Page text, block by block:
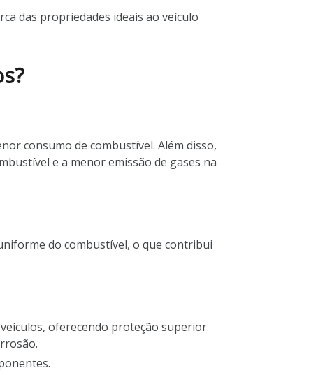
das propriedades ideais ao veículo
consumo de combustível. Além disso,
e a menor emissão de gases na
do combustível, o que contribui
oferecendo proteção superior